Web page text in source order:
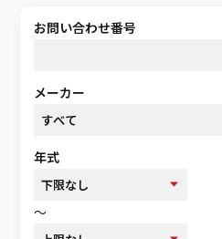
お問い合わせ番号
メーカー
年式
～